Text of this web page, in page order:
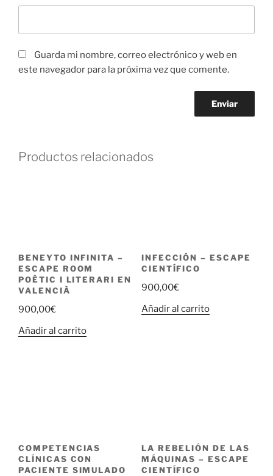
Guarda mi nombre, correo electrónico y web en
este navegador para la próxima vez que comente.
Productos relacionados
BENEYTO INFINITA –
ESCAPE ROOM
POÈTIC I LITERARI EN
VALENCIÀ
900,00€
Añadir al carrito
INFECCIÓN – ESCAPE
CIENTÍFICO
900,00€
Añadir al carrito
COMPETENCIAS
CLÍNICAS CON
PACIENTE SIMULADO
LA REBELIÓN DE LAS
MÁQUINAS – ESCAPE
CIENTÍFICO